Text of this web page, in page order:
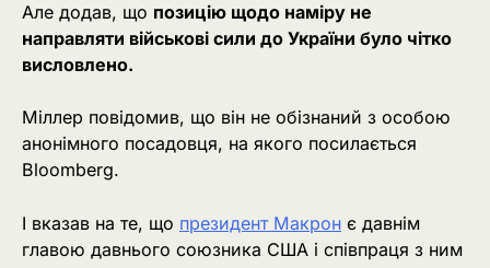
Але додав, що позицію щодо наміру не
направляти військові сили до України було чітко
висловлено.
Міллер повідомив, що він не обізнаний з особою
анонімного посадовця, на якого посилається
Bloomberg.
І вказав на те, що президент Макрон є давнім
главою давнього союзника США і співпраця з ним